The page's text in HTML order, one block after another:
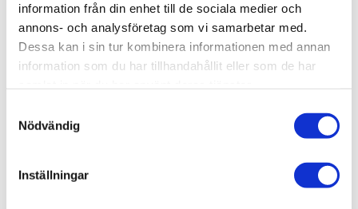
information från din enhet till de sociala medier och
annons- och analysföretag som vi samarbetar med.
Dessa kan i sin tur kombinera informationen med annan
information som du har tillhandahållit eller som de har
Nödvändig
Inställningar
Produktinformation
SKU /
artikelnummer:
56030978+80000685+80000826-
INR
Relaterade kategorier
Varumärken / INR /